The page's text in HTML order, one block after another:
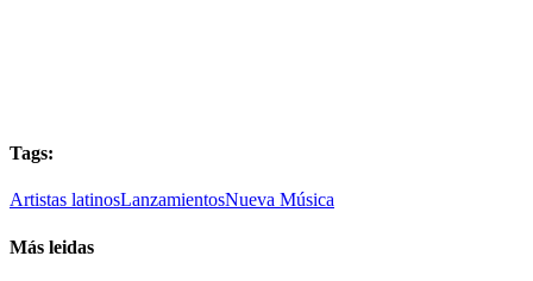
Tags:
Artistas latinosLanzamientosNueva Música
Más leidas